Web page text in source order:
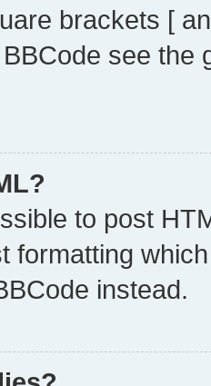
brackets [
see
to post
formatting
instead.